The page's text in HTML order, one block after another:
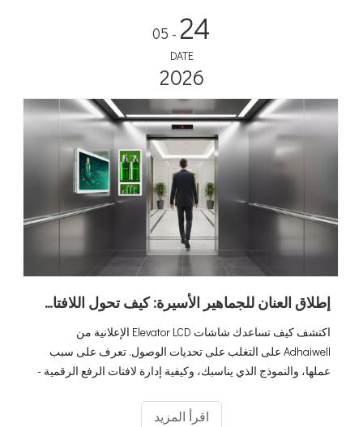
24
- 05
DATE
2026
إطلاق العنان للجماهير الأسيرة: كيف تحول اللافتات الرقمية لمصعد Adhaiwell المصاعد إلى آلات للإيرادات
اكتشف كيف تساعدك شاشات Elevator LCD الإعلانية من
Adhaiwell على التغلب على تحديات الوصول. تعرف على سبب
عملها، والنموذج الذي يناسبك، وكيفية إدارة لافتات الرفع الرقمية -
اقرأ المزيد